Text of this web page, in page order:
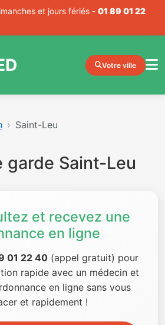
et jours fériés - 01 89 01 22
Votre ville
Saint-Leu
garde Saint-Leu
et recevez une
en ligne
01 22 40(appel gratuit) pour
rapide avec un médecin et
en ligne sans vous
et rapidement !